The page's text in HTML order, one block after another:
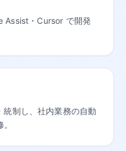
Assist・Cursor で開発
制し、社内業務の自動